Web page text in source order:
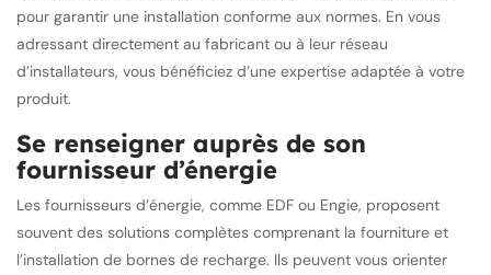
pour garantir une installation conforme aux normes. En vous
adressant directement au fabricant ou à leur réseau
d’installateurs, vous bénéficiez d’une expertise adaptée à votre
produit.
Se renseigner auprès de son
fournisseur d’énergie
Les fournisseurs d’énergie, comme EDF ou Engie, proposent
souvent des solutions complètes comprenant la fourniture et
l’installation de bornes de recharge. Ils peuvent vous orienter